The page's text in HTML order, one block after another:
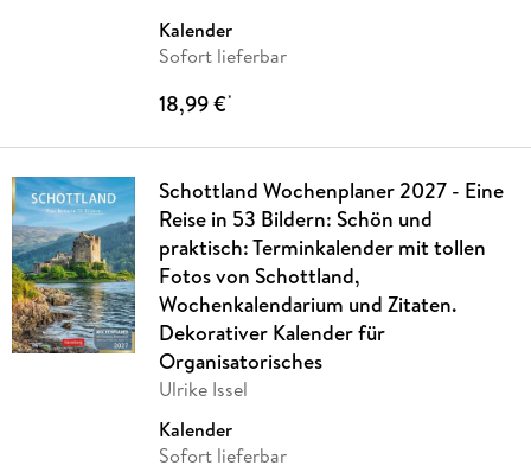
Kalender
Sofort lieferbar
18,99 €*
Schottland Wochenplaner 2027 - Eine
Reise in 53 Bildern: Schön und
praktisch: Terminkalender mit tollen
Fotos von Schottland,
Wochenkalendarium und Zitaten.
Dekorativer Kalender für
Organisatorisches
Ulrike Issel
Kalender
Sofort lieferbar